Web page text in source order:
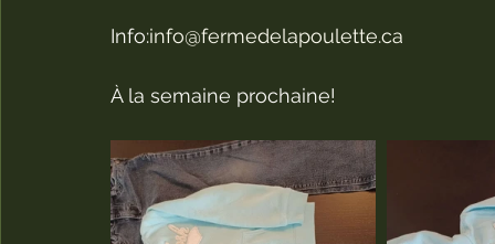
Info:info@fermedelapoulette.ca
À la semaine prochaine!